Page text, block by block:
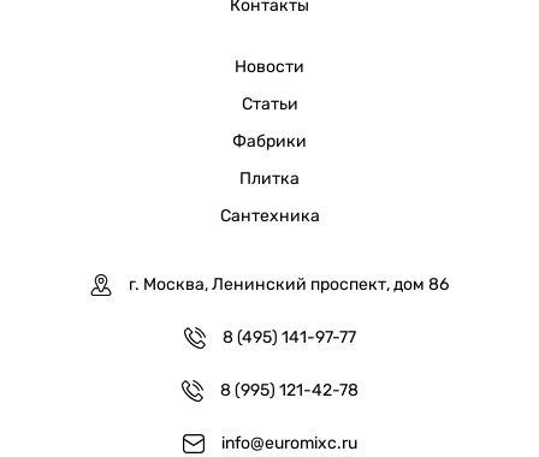
Контакты
Новости
Статьи
Фабрики
Плитка
Сантехника
г. Москва, Ленинский проспект, дом 86
8 (495) 141-97-77
8 (995) 121-42-78
info@euromixc.ru